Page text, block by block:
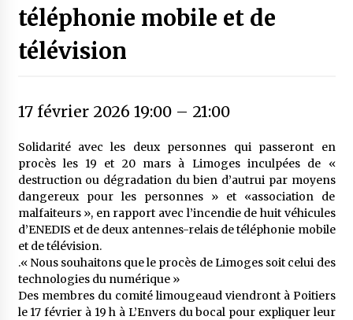
téléphonie mobile et de
télévision
17 février 2026 19:00– 21:00
Solidarité avec les deux personnes qui passeront en
procès les 19 et 20 mars à Limoges inculpées de «
destruction ou dégradation du bien d’autrui par moyens
dangereux pour les personnes » et «association de
malfaiteurs », en rapport avec l’incendie de huit véhicules
d’ENEDIS et de deux antennes-relais de téléphonie mobile
et de télévision.
.« Nous souhaitons que le procès de Limoges soit celui des
technologies du numérique »
Des membres du comité limougeaud viendront à Poitiers
le 17 février à 19 h à L’Envers du bocal pour expliquer leur